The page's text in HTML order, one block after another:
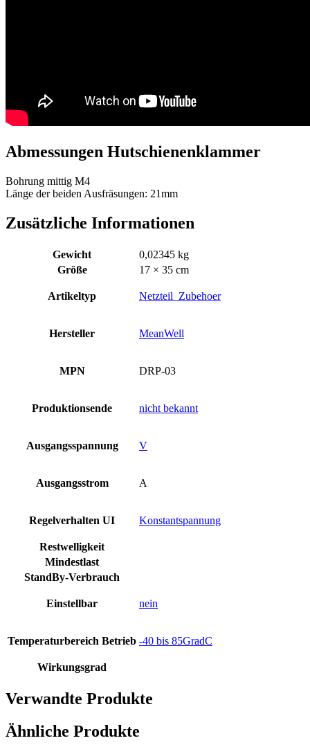
Abmessungen Hutschienenklammer
Bohrung mittig M4
Länge der beiden Ausfräsungen: 21mm
Zusätzliche Informationen
Gewicht
0,02345 kg
Größe
17 × 35 cm
Artikeltyp Netzteil_Zubehoer
Hersteller MeanWell
MPN DRP-03
Produktionsende nicht bekannt
Ausgangsspannung V
Ausgangsstrom A
Regelverhalten UI Konstantspannung
Restwelligkeit
Mindestlast
StandBy-Verbrauch
Einstellbar nein
Temperaturbereich Betrieb -40 bis 85GradC
Wirkungsgrad
Verwandte Produkte
Ähnliche Produkte